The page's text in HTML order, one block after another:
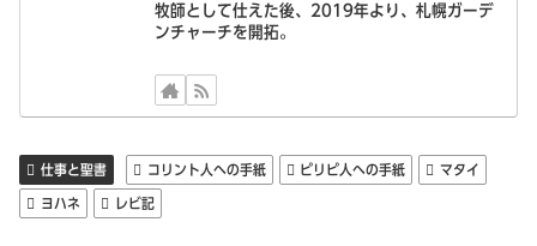
牧師として仕えた後、2019年より、札幌ガーデ
ンチャーチを開拓。
仕事と聖書 コリント人への手紙 ピリピ人への手紙 マタイ
ヨハネ レビ記